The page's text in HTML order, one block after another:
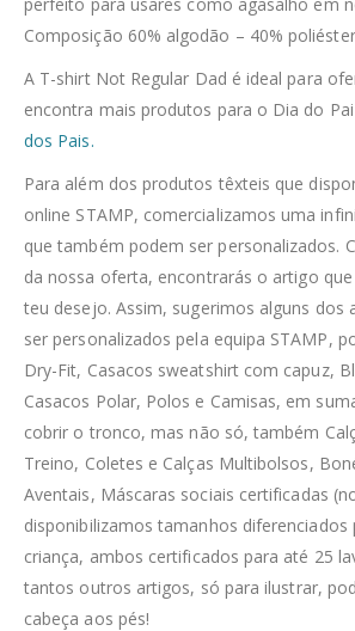
Composição 60% algodão – 40%
A T-shirt Not Regular Dad é ideal para
encontra mais produtos para o Dia do
dos Pais.
Para além dos produtos têxteis que
online STAMP, comercializamos uma
que também podem ser personalizados.
da nossa oferta, encontrarás o artigo
teu desejo. Assim, sugerimos alguns dos
ser personalizados pela equipa STAMP,
Dry-Fit, Casacos sweatshirt com capuz,
Casacos Polar, Polos e Camisas, em
cobrir o tronco, mas não só, também
Treino, Coletes e Calças Multibolsos,
Aventais, Máscaras sociais certificadas
disponibilizamos tamanhos diferenciados
criança, ambos certificados para até 25
tantos outros artigos, só para ilustrar,
cabeça aos pés!